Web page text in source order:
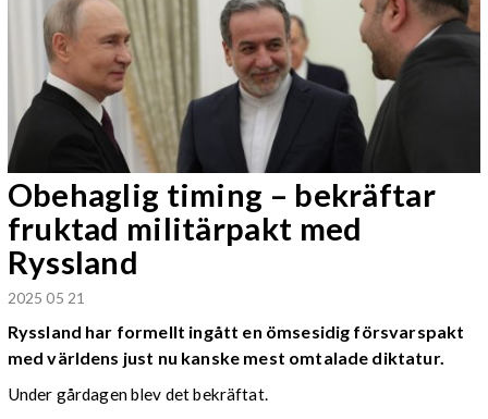
Obehaglig timing – bekräftar
fruktad militärpakt med
Ryssland
2025 05 21
Ryssland har formellt ingått en ömsesidig försvarspakt
med världens just nu kanske mest omtalade diktatur.
Under gårdagen blev det bekräftat.